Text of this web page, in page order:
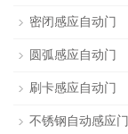
密闭感应自动门
圆弧感应自动门
刷卡感应自动门
不锈钢自动感应门